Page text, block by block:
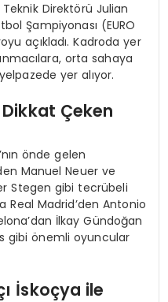
Direktörü Julian
Şampiyonası (EURO
açıkladı. Kadroda yer
orta sahaya
yer alıyor.
Çeken
önde gelen
Manuel Neuer ve
Stegen gibi tecrübeli
Real Madrid’den Antonio
İlkay Gündoğan
gibi önemli oyuncular
İskoçya ile